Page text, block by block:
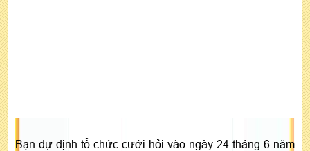
Bạn dự định tổ chức cưới hỏi vào ngày 24 tháng 6 năm